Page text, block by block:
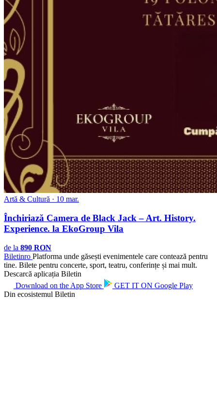
Artă & Cultură · 10 mar.
Închiriază Camera de Black Jack – Art. History.
Experience. la EkoGroup Vila
de la 890 RON
Biletinro Platforma unde găsești evenimentele care contează pentru
tine. Bilete pentru concerte, sport, teatru, conferințe și mai mult.
Descarcă aplicația Biletin
Download on the App Store GET IT ON Google Play
Din ecosistemul Biletin